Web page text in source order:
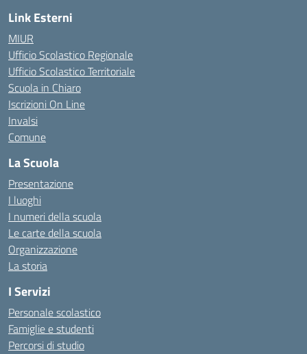
Link Esterni
MIUR
Ufficio Scolastico Regionale
Ufficio Scolastico Territoriale
Scuola in Chiaro
Iscrizioni On Line
Invalsi
Comune
La Scuola
Presentazione
I luoghi
I numeri della scuola
Le carte della scuola
Organizzazione
La storia
I Servizi
Personale scolastico
Famiglie e studenti
Percorsi di studio